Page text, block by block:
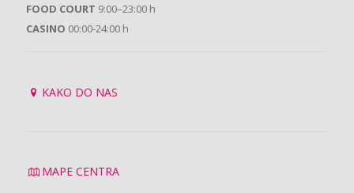
FOOD COURT 9:00–23:00 h
CASINO 00:00-24:00 h
KAKO DO NAS
MAPE CENTRA